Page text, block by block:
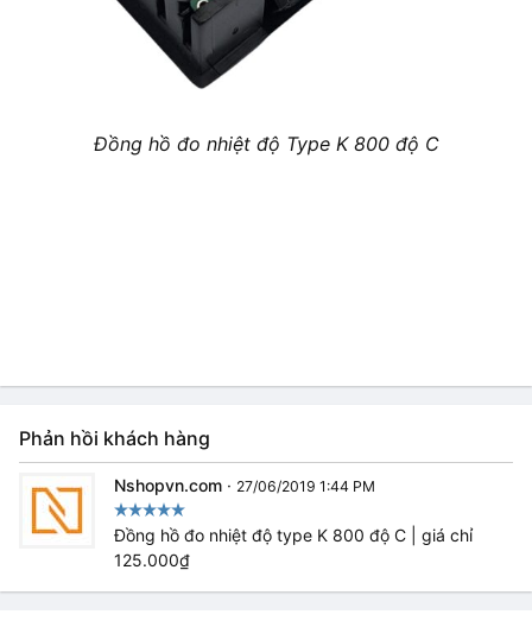
Đồng hồ đo nhiệt độ Type K 800 độ C
Phản hồi khách hàng
Nshopvn.com · 27/06/2019 1:44 PM
Đồng hồ đo nhiệt độ type K 800 độ C | giá chỉ
125.000₫